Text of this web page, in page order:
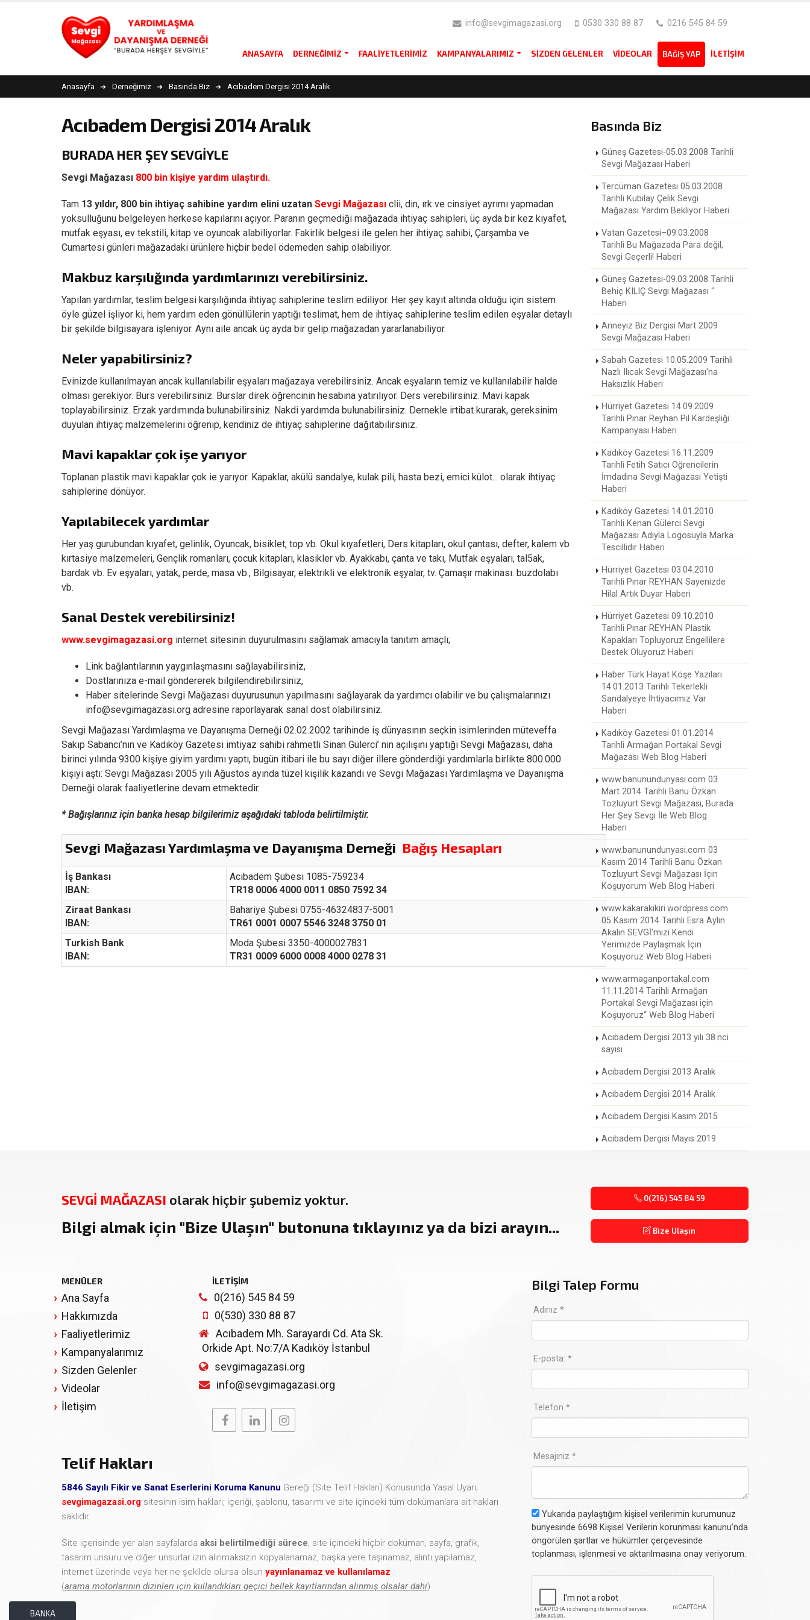
info@sevgimagazasi.org 0530 330 88 87 0216 545 84 59
ANASAYFA DERNEĞIMIZ FAALIYETLERIMIZ KAMPANYALARIMIZ SIZDEN GELENLER VIDEOLAR BAĞIŞ YAP İLETIŞIM
Anasayfa Derneğimiz Basında Biz Acıbadem Dergisi 2014 Aralık
Acıbadem Dergisi 2014 Aralık
BURADA HER ŞEY SEVGİYLE
Sevgi Mağazası 800 bin kişiye yardım ulaştırdı.
Tam 13 yıldır, 800 bin ihtiyaç sahibine yardım elini uzatan Sevgi Mağazası clii, din, ırk ve cinsiyet ayrımı yapmadan
yoksulluğunu belgeleyen herkese kapılarını açıyor. Paranın geçmediği mağazada ihtiyaç sahipleri, üç ayda bir kez kıyafet,
mutfak eşyası, ev tekstili, kitap ve oyuncak alabiliyorlar. Fakirlik belgesi ile gelen her ihtiyaç sahibi, Çarşamba ve
Cumartesi günleri mağazadaki ürünlere hiçbir bedel ödemeden sahip olabiliyor.
Makbuz karşılığında yardımlarınızı verebilirsiniz.
Yapılan yardımlar, teslim belgesi karşılığında ihtiyaç sahiplerine teslim ediliyor. Her şey kayıt altında olduğu için sistem
öyle güzel işliyor ki, hem yardım eden gönüllülerin yaptığı teslimat, hem de ihtiyaç sahiplerine teslim edilen eşyalar detaylı
bir şekilde bilgisayara işleniyor. Aynı aile ancak üç ayda bir gelip mağazadan yararlanabiliyor.
Neler yapabilirsiniz?
Evinizde kullanılmayan ancak kullanılabilir eşyaları mağazaya verebilirsiniz. Ancak eşyaların temiz ve kullanılabilir halde
olması gerekiyor. Burs verebilirsiniz. Burslar direk öğrencinin hesabına yatırılıyor. Ders verebilirsiniz. Mavi kapak
toplayabilirsiniz. Erzak yardımında bulunabilirsiniz. Nakdi yardımda bulunabilirsiniz. Dernekle irtibat kurarak, gereksinim
duyulan ihtiyaç malzemelerini öğrenip, kendiniz de ihtiyaç sahiplerine dağıtabilirsiniz.
Mavi kapaklar çok işe yarıyor
Toplanan plastik mavi kapaklar çok ie yarıyor. Kapaklar, akülü sandalye, kulak pili, hasta bezi, emici külot... olarak ihtiyaç
sahiplerine dönüyor.
Yapılabilecek yardımlar
Her yaş gurubundan kıyafet, gelinlik, Oyuncak, bisiklet, top vb. Okul kıyafetleri, Ders kitapları, okul çantası, defter, kalem vb
kırtasiye malzemeleri, Gençlik romanları, çocuk kitapları, klasikler vb. Ayakkabı, çanta ve takı, Mutfak eşyaları, tal5ak,
bardak vb. Ev eşyaları, yatak, perde, masa vb., Bilgisayar, elektrikli ve elektronik eşyalar, tv. Çamaşır makinası. buzdolabı
vb.
Sanal Destek verebilirsiniz!
www.sevgimagazasi.org internet sitesinin duyurulmasını sağlamak amacıyla tanıtım amaçlı;
Link bağlantılarının yaygınlaşmasını sağlayabilirsiniz,
Dostlarınıza e-mail göndererek bilgilendirebilirsiniz,
Haber sitelerinde Sevgi Mağazası duyurusunun yapılmasını sağlayarak da yardımcı olabilir ve bu çalışmalarınızı
info@sevgimagazasi.org adresine raporlayarak sanal dost olabilirsiniz.
Sevgi Mağazası Yardımlaşma ve Dayanışma Derneği 02.02.2002 tarihinde iş dünyasının seçkin isimlerinden müteveffa
Sakıp Sabancı’nın ve Kadıköy Gazetesi imtiyaz sahibi rahmetli Sinan Gülerci’ nin açılışını yaptığı Sevgi Mağazası, daha
birinci yılında 9300 kişiye giyim yardımı yaptı, bugün itibari ile bu sayı diğer illere gönderdiği yardımlarla birlikte 800.000
kişiyi aştı: Sevgi Mağazası 2005 yılı Ağustos ayında tüzel kişilik kazandı ve Sevgi Mağazası Yardımlaşma ve Dayanışma
Derneği olarak faaliyetlerine devam etmektedir.
* Bağışlarınız için banka hesap bilgilerimiz aşağıdaki tabloda belirtilmiştir.
Sevgi Mağazası Yardımlaşma ve Dayanışma Derneği Bağış Hesapları
İş Bankası
IBAN:
Acıbadem Şubesi 1085-759234
TR18 0006 4000 0011 0850 7592 34
Ziraat Bankası
IBAN:
Bahariye Şubesi 0755-46324837-5001
TR61 0001 0007 5546 3248 3750 01
Turkish Bank
IBAN:
Moda Şubesi 3350-4000027831
TR31 0009 6000 0008 4000 0278 31
Basında Biz
Güneş Gazetesi-05.03.2008 Tarihli
Sevgi Mağazası Haberi
Tercüman Gazetesi 05.03.2008
Tarihli Kubilay Çelik Sevgi
Mağazası Yardım Bekliyor Haberi
Vatan Gazetesi–09.03.2008
Tarihli Bu Mağazada Para değil,
Sevgi Geçerli! Haberi
Güneş Gazetesi-09.03.2008 Tarihli
Behiç KILIÇ Sevgi Mağazası “
Haberi
Anneyiz Biz Dergisi Mart 2009
Sevgi Mağazası Haberi
Sabah Gazetesi 10.05.2009 Tarihli
Nazlı Ilıcak Sevgi Mağazası'na
Haksızlık Haberi
Hürriyet Gazetesi 14.09.2009
Tarihli Pınar Reyhan Pil Kardeşliği
Kampanyası Haberi
Kadıköy Gazetesi 16.11.2009
Tarihli Fetih Satıcı Öğrencilerin
İmdadına Sevgi Mağazası Yetişti
Haberi
Kadıköy Gazetesi 14.01.2010
Tarihli Kenan Gülerci Sevgi
Mağazası Adıyla Logosuyla Marka
Tescillidir Haberi
Hürriyet Gazetesi 03.04.2010
Tarihli Pınar REYHAN Sayenizde
Hilal Artık Duyar Haberi
Hürriyet Gazetesi 09.10.2010
Tarihli Pınar REYHAN Plastik
Kapakları Topluyoruz Engellilere
Destek Oluyoruz Haberi
Haber Türk Hayat Köşe Yazıları
14.01.2013 Tarihli Tekerlekli
Sandalyeye İhtiyacımız Var
Haberi
Kadıköy Gazetesi 01.01.2014
Tarihli Armağan Portakal Sevgi
Mağazası Web Blog Haberi
www.banunundunyasi.com 03
Mart 2014 Tarihli Banu Özkan
Tozluyurt Sevgi Mağazası, Burada
Her Şey Sevgi İle Web Blog
Haberi
www.banunundunyasi.com 03
Kasım 2014 Tarihli Banu Özkan
Tozluyurt Sevgi Mağazası İçin
Koşuyorum Web Blog Haberi
www.kakarakikiri.wordpress.com
05 Kasım 2014 Tarihli Esra Aylin
Akalın SEVGİ’mizi Kendi
Yerimizde Paylaşmak İçin
Koşuyoruz Web Blog Haberi
www.armaganportakal.com
11.11.2014 Tarihli Armağan
Portakal Sevgi Mağazası için
Koşuyoruz“ Web Blog Haberi
Acıbadem Dergisi 2013 yılı 38.nci
sayısı
Acıbadem Dergisi 2013 Aralık
Acıbadem Dergisi 2014 Aralık
Acıbadem Dergisi Kasım 2015
Acıbadem Dergisi Mayıs 2019
SEVGİ MAĞAZASI olarak hiçbir şubemiz yoktur.
Bilgi almak için "Bize Ulaşın" butonuna tıklayınız ya da bizi arayın...
0(216) 545 84 59
Bize Ulaşın
MENÜLER
Ana Sayfa
Hakkımızda
Faaliyetlerimiz
Kampanyalarımız
Sizden Gelenler
Videolar
İletişim
İLETİŞİM
0(216) 545 84 59
0(530) 330 88 87
Acıbadem Mh. Sarayardı Cd. Ata Sk.
Orkide Apt. No:7/A Kadıköy İstanbul
sevgimagazasi.org
info@sevgimagazasi.org
Telif Hakları
5846 Sayılı Fikir ve Sanat Eserlerini Koruma Kanunu Gereği (Site Telif Hakları) Konusunda Yasal Uyarı;
sevgimagazasi.org sitesinin isim hakları, içeriği, şablonu, tasarımı ve site içindeki tüm dokümanlara ait hakları
saklıdır.
Site içerisinde yer alan sayfalarda aksi belirtilmediği sürece, site içindeki hiçbir doküman, sayfa, grafik,
tasarım unsuru ve diğer unsurlar izin alınmaksızın kopyalanamaz, başka yere taşınamaz, alıntı yapılamaz,
internet üzerinde veya her ne şekilde olursa olsun yayınlanamaz ve kullanılamaz .
(arama motorlarının dizinleri için kullandıkları geçici bellek kayıtlarından alınmış olsalar dahi)
Bilgi Talep Formu
Adınız *
E-posta: *
Telefon *
Mesajınız *
Yukarıda paylaştığım kişisel verilerimin kurumunuz
bünyesinde 6698 Kişisel Verilerin korunması kanunu’nda
öngörülen şartlar ve hükümler çerçevesinde
toplanması, işlenmesi ve aktarılmasına onay veriyorum.
BANKA